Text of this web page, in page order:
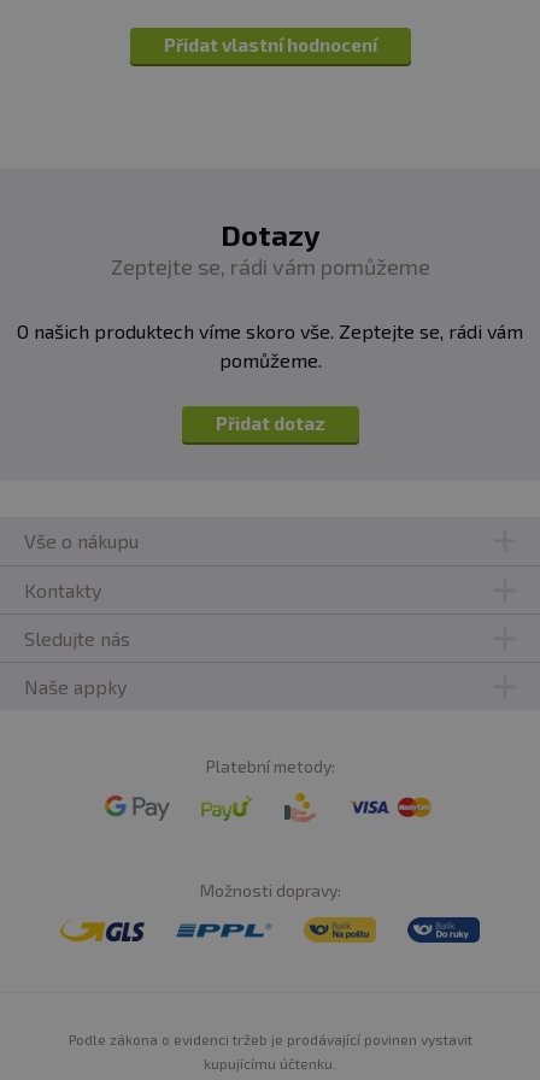
Přidat vlastní hodnocení
Dotazy
Zeptejte se, rádi vám pomůžeme
O našich produktech víme skoro vše. Zeptejte se, rádi vám
pomůžeme.
Přidat dotaz
Vše o nákupu
Kontakty
Sledujte nás
Naše appky
Platební metody:
Možnosti dopravy:
Podle zákona o evidenci tržeb je prodávající povinen vystavit
kupujícímu účtenku.